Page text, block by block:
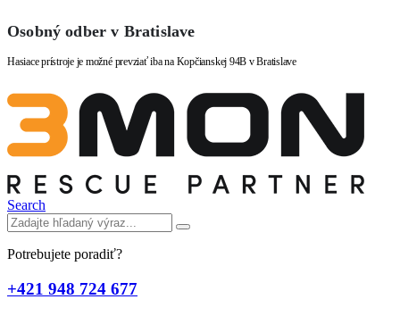
Osobný odber v Bratislave
Hasiace prístroje je možné prevziať iba na Kopčianskej 94B v Bratislave
Search
Potrebujete poradiť?
+421 948 724 677